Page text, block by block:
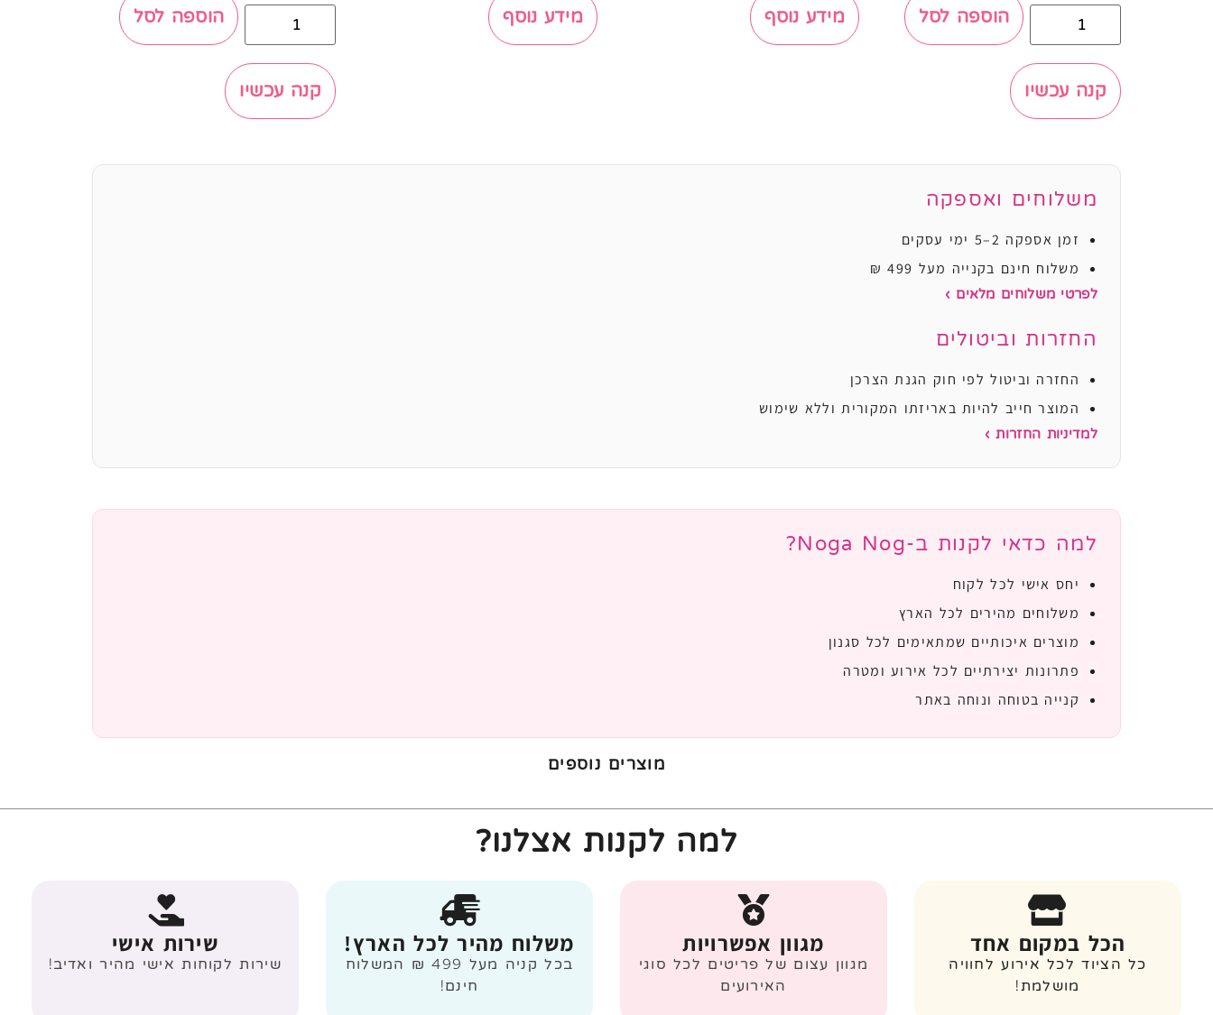
הוספה לסל
קנה עכשיו
מידע נוסף מידע נוסף הוספה לסל
קנה עכשיו
משלוחים ואספקה
זמן אספקה 2–5 ימי עסקים
משלוח חינם בקנייה מעל 499 ₪
לפרטי משלוחים מלאים ›
החזרות וביטולים
החזרה וביטול לפי חוק הגנת הצרכן
המוצר חייב להיות באריזתו המקורית וללא שימוש
למדיניות החזרות ›
למה כדאי לקנות ב-Noga Nog?
יחס אישי לכל לקוח
משלוחים מהירים לכל הארץ
מוצרים איכותיים שמתאימים לכל סגנון
פתרונות יצירתיים לכל אירוע ומטרה
קנייה בטוחה ונוחה באתר
מוצרים נוספים
למה לקנות אצלנו?
הכל במקום אחד
כל הציוד לכל אירוע לחוויה
מושלמת!
מגוון אפשרויות
מגוון עצום של פריטים לכל סוגי
האירועים
משלוח מהיר לכל הארץ!
בכל קניה מעל 499 ₪ המשלוח
חינם!
שירות אישי
שירות לקוחות אישי מהיר ואדיב!